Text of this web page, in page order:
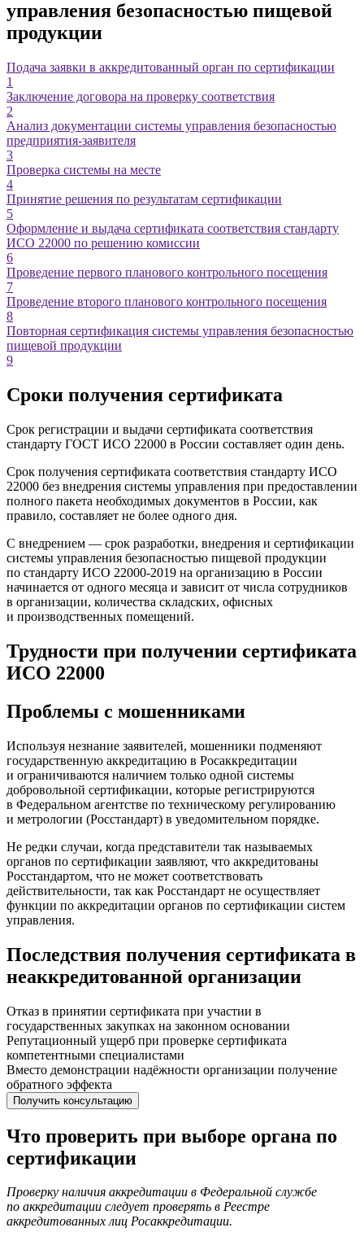
управления безопасностью пищевой
продукции
Подача заявки в аккредитованный орган по сертификации
1
Заключение договора на проверку соответствия
2
Анализ документации системы управления безопасностью
предприятия-заявителя
3
Проверка системы на месте
4
Принятие решения по результатам сертификации
5
Оформление и выдача сертификата соответствия стандарту
ИСО 22000 по решению комиссии
6
Проведение первого планового контрольного посещения
7
Проведение второго планового контрольного посещения
8
Повторная сертификация системы управления безопасностью
пищевой продукции
9
Сроки получения сертификата
Срок регистрации и выдачи сертификата соответствия
стандарту ГОСТ ИСО 22000 в России составляет один день.
Срок получения сертификата соответствия стандарту ИСО
22000 без внедрения системы управления при предоставлении
полного пакета необходимых документов в России, как
правило, составляет не более одного дня.
С внедрением — срок разработки, внедрения и сертификации
системы управления безопасностью пищевой продукции
по стандарту ИСО 22000-2019 на организацию в России
начинается от одного месяца и зависит от числа сотрудников
в организации, количества складских, офисных
и производственных помещений.
Трудности при получении сертификата
ИСО 22000
Проблемы с мошенниками
Используя незнание заявителей, мошенники подменяют
государственную аккредитацию в Росаккредитации
и ограничиваются наличием только одной системы
добровольной сертификации, которые регистрируются
в Федеральном агентстве по техническому регулированию
и метрологии (Росстандарт) в уведомительном порядке.
Не редки случаи, когда представители так называемых
органов по сертификации заявляют, что аккредитованы
Росстандартом, что не может соответствовать
действительности, так как Росстандарт не осуществляет
функции по аккредитации органов по сертификации систем
управления.
Последствия получения сертификата в
неаккредитованной организации
Отказ в принятии сертификата при участии в
государственных закупках на законном основании
Репутационный ущерб при проверке сертификата
компетентными специалистами
Вместо демонстрации надёжности организации получение
обратного эффекта
Получить консультацию
Что проверить при выборе органа по
сертификации
Проверку наличия аккредитации в Федеральной службе
по аккредитации следует проверять в Реестре
аккредитованных лиц Росаккредитации.